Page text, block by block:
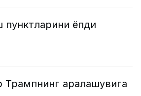
ёпди
аралашувига